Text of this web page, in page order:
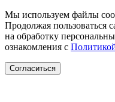
Мы используем файлы
Продолжая пользоваться
на обработку
ознакомления с
Согласиться